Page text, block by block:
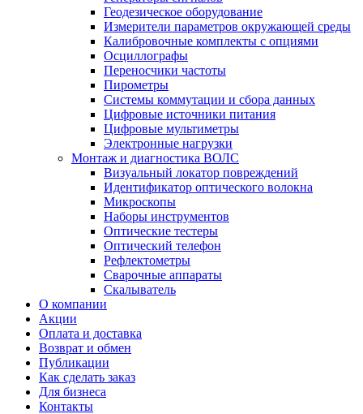
Геодезическое оборудование
Измерители параметров окружающей среды
Калибровочные комплекты с опциями
Осциллографы
Переносчики частоты
Пирометры
Системы коммутации и сбора данных
Цифровые источники питания
Цифровые мультиметры
Электронные нагрузки
Монтаж и диагностика ВОЛС
Визуальный локатор повреждений
Идентификатор оптического волокна
Микроскопы
Наборы инструментов
Оптические тестеры
Оптический телефон
Рефлектометры
Сварочные аппараты
Скалыватель
О компании
Акции
Оплата и доставка
Возврат и обмен
Публикации
Как сделать заказ
Для бизнеса
Контакты